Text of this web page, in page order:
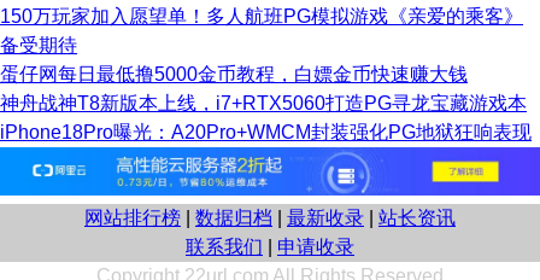
150万玩家加入愿望单！多人航班PG模拟游戏《亲爱的乘客》
备受期待
蛋仔网每日最低撸5000金币教程，白嫖金币快速赚大钱
神舟战神T8新版本上线，i7+RTX5060打造PG寻龙宝藏游戏本
iPhone18Pro曝光：A20Pro+WMCM封装强化PG地狱狂响表现
网站排行榜 数据归档 最新收录
站长资讯
联系我们
申请收录